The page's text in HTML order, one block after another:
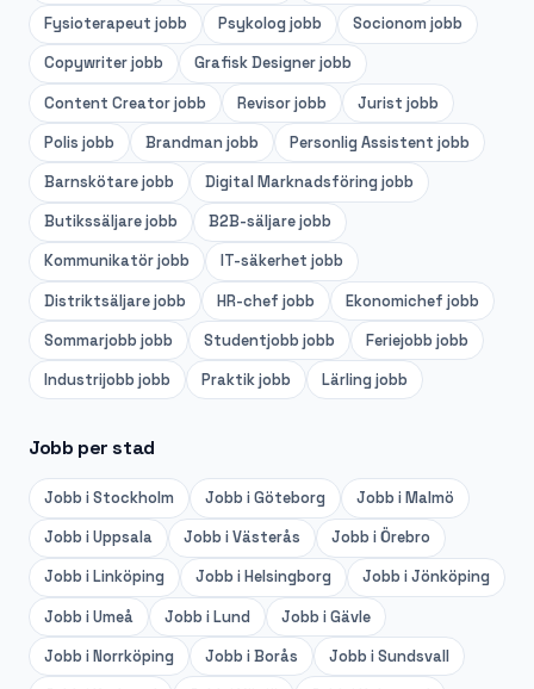
Fysioterapeut jobb Psykolog jobb Socionom jobb
Copywriterjobb Grafisk Designerjobb
Content Creatorjobb Revisorjobb Jurist jobb
Polis jobb Brandman jobb Personlig Assistent jobb
Barnskötarejobb Digital Marknadsföring jobb
Butikssäljarejobb B2B-säljarejobb
Kommunikatörjobb IT-säkerhet jobb
Distriktsäljarejobb HR-chef jobb Ekonomichef jobb
Sommarjobb jobb Studentjobb jobb Feriejobb jobb
Industrijobb jobb Praktikjobb Lärling jobb
Jobb per stad
Jobb iStockholm Jobb iGöteborg Jobb iMalmö
Jobb iUppsala Jobb iVästerås Jobb iÖrebro
Jobb iLinköping Jobb iHelsingborg Jobb iJönköping
Jobb iUmeå Jobb iLund Jobb iGävle
Jobb iNorrköping Jobb iBorås Jobb iSundsvall